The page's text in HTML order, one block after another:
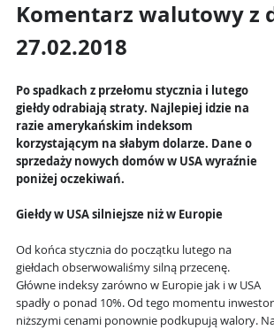
Komentarz walutowy z
27.02.2018
Po spadkach z przełomu stycznia i lutego
giełdy odrabiają straty. Najlepiej idzie na
razie amerykańskim indeksom
korzystającym na słabym dolarze. Dane o
sprzedaży nowych domów w USA wyraźnie
poniżej oczekiwań.
Giełdy w USA silniejsze niż w Europie
Od końca stycznia do początku lutego na
giełdach obserwowaliśmy silną przecenę.
Główne indeksy zarówno w Europie jak i w USA
spadły o ponad 10%. Od tego momentu
niższymi cenami ponownie podkupują walory.